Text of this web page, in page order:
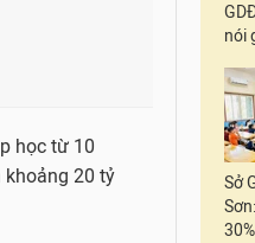
học từ 10
khoảng 20 tỷ
nói
Sở